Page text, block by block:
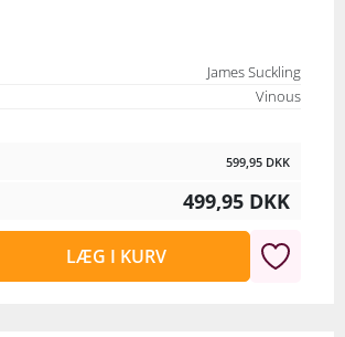
James Suckling
Vinous
599,95 DKK
499,95 DKK
LÆG I KURV